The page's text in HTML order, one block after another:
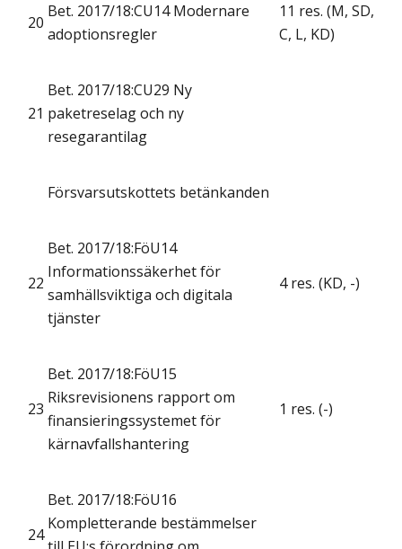
20
Bet. 2017/18:CU14 Modernare
adoptionsregler
11 res. (M, SD,
C, L, KD)
21
Bet. 2017/18:CU29 Ny
paketreselag och ny
resegarantilag
Försvarsutskottets betänkanden
22
Bet. 2017/18:FöU14
Informationssäkerhet för
samhällsviktiga och digitala
tjänster
4 res. (KD, -)
23
Bet. 2017/18:FöU15
Riksrevisionens rapport om
finansieringssystemet för
kärnavfallshantering
1 res. (-)
24
Bet. 2017/18:FöU16
Kompletterande bestämmelser